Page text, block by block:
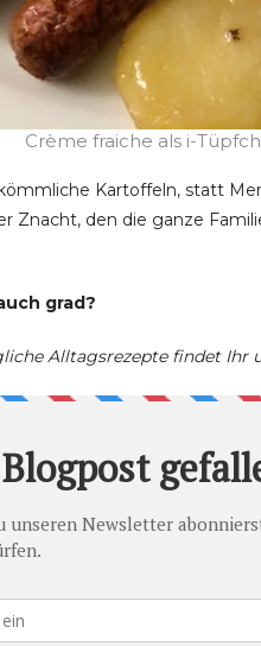
Crème fraiche als i-
Kartoffeln, statt
Znacht, den die ganze
grad?
Alltagsrezepte findet Ihr